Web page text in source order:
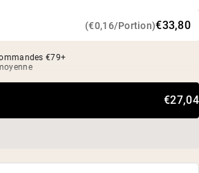
(€0,16/Portion)€33,80
€79+
€27,04